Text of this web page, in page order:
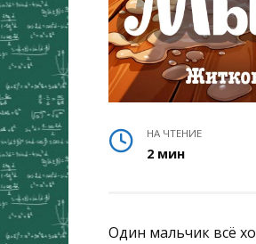
НА ЧТЕНИЕ
2 мин
Один мальчик всё